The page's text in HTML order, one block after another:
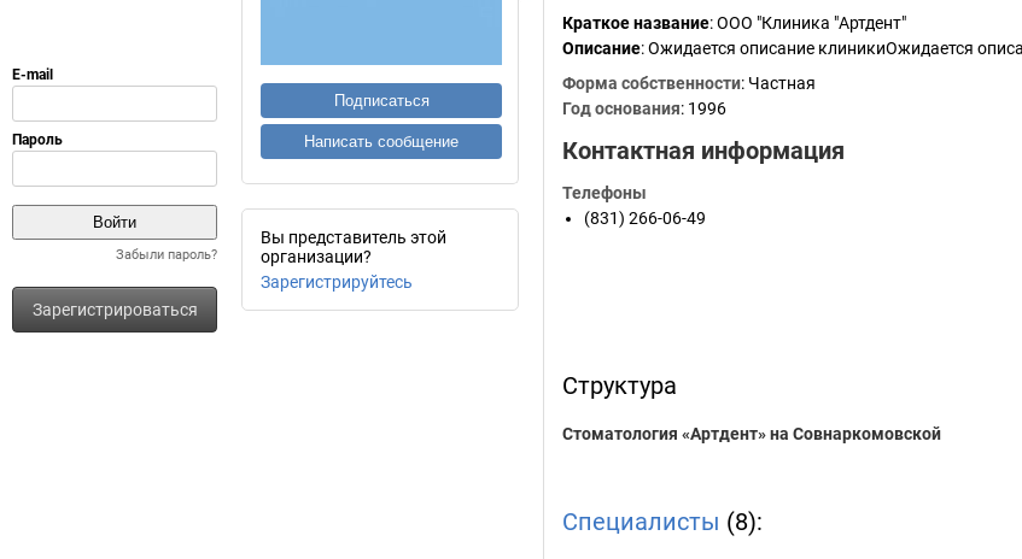
Забыли пароль?
Зарегистрироваться
Подписаться
Написать сообщение
Вы представитель этой
организации?
Зарегистрируйтесь
Краткое название:ООО "Клиника "Артдент"
Описание: Ожидается описание клиникиОжидается
Форма собственности: Частная
Год основания: 1996
Контактная информация
Телефоны
(831) 266-06-49
Структура
Стоматология «Артдент» на Совнаркомовской
Специалисты (8):